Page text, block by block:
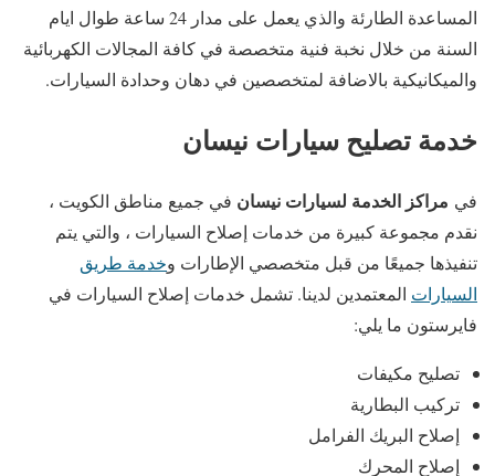
المساعدة الطارئة والذي يعمل على مدار 24 ساعة طوال ايام
السنة من خلال نخبة فنية متخصصة في كافة المجالات الكهربائية
والميكانيكية بالاضافة لمتخصصين في دهان وحدادة السيارات.
خدمة تصليح سيارات نيسان
في مراكز الخدمة لسيارات نيسان في جميع مناطق الكويت ،
نقدم مجموعة كبيرة من خدمات إصلاح السيارات ، والتي يتم
تنفيذها جميعًا من قبل متخصصي الإطارات وخدمة طريق
السيارات المعتمدين لدينا. تشمل خدمات إصلاح السيارات في
فايرستون ما يلي:
تصليح مكيفات
تركيب البطارية
إصلاح البريك الفرامل
إصلاح المحرك